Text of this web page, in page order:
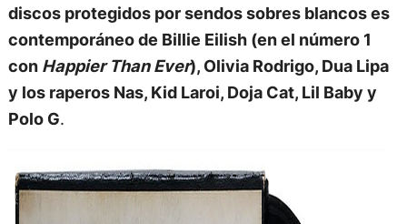
discos protegidos por sendos sobres blancos es
contemporáneo de Billie Eilish (en el número 1
con Happier Than Ever), Olivia Rodrigo, Dua Lipa
y los raperos Nas, Kid Laroi, Doja Cat, Lil Baby y
Polo G.